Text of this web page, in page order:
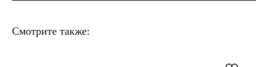
Смотрите также: